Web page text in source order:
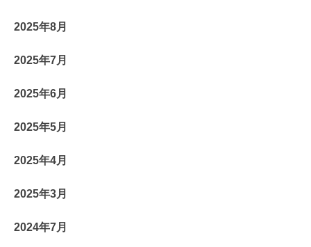
2025年8月
2025年7月
2025年6月
2025年5月
2025年4月
2025年3月
2024年7月